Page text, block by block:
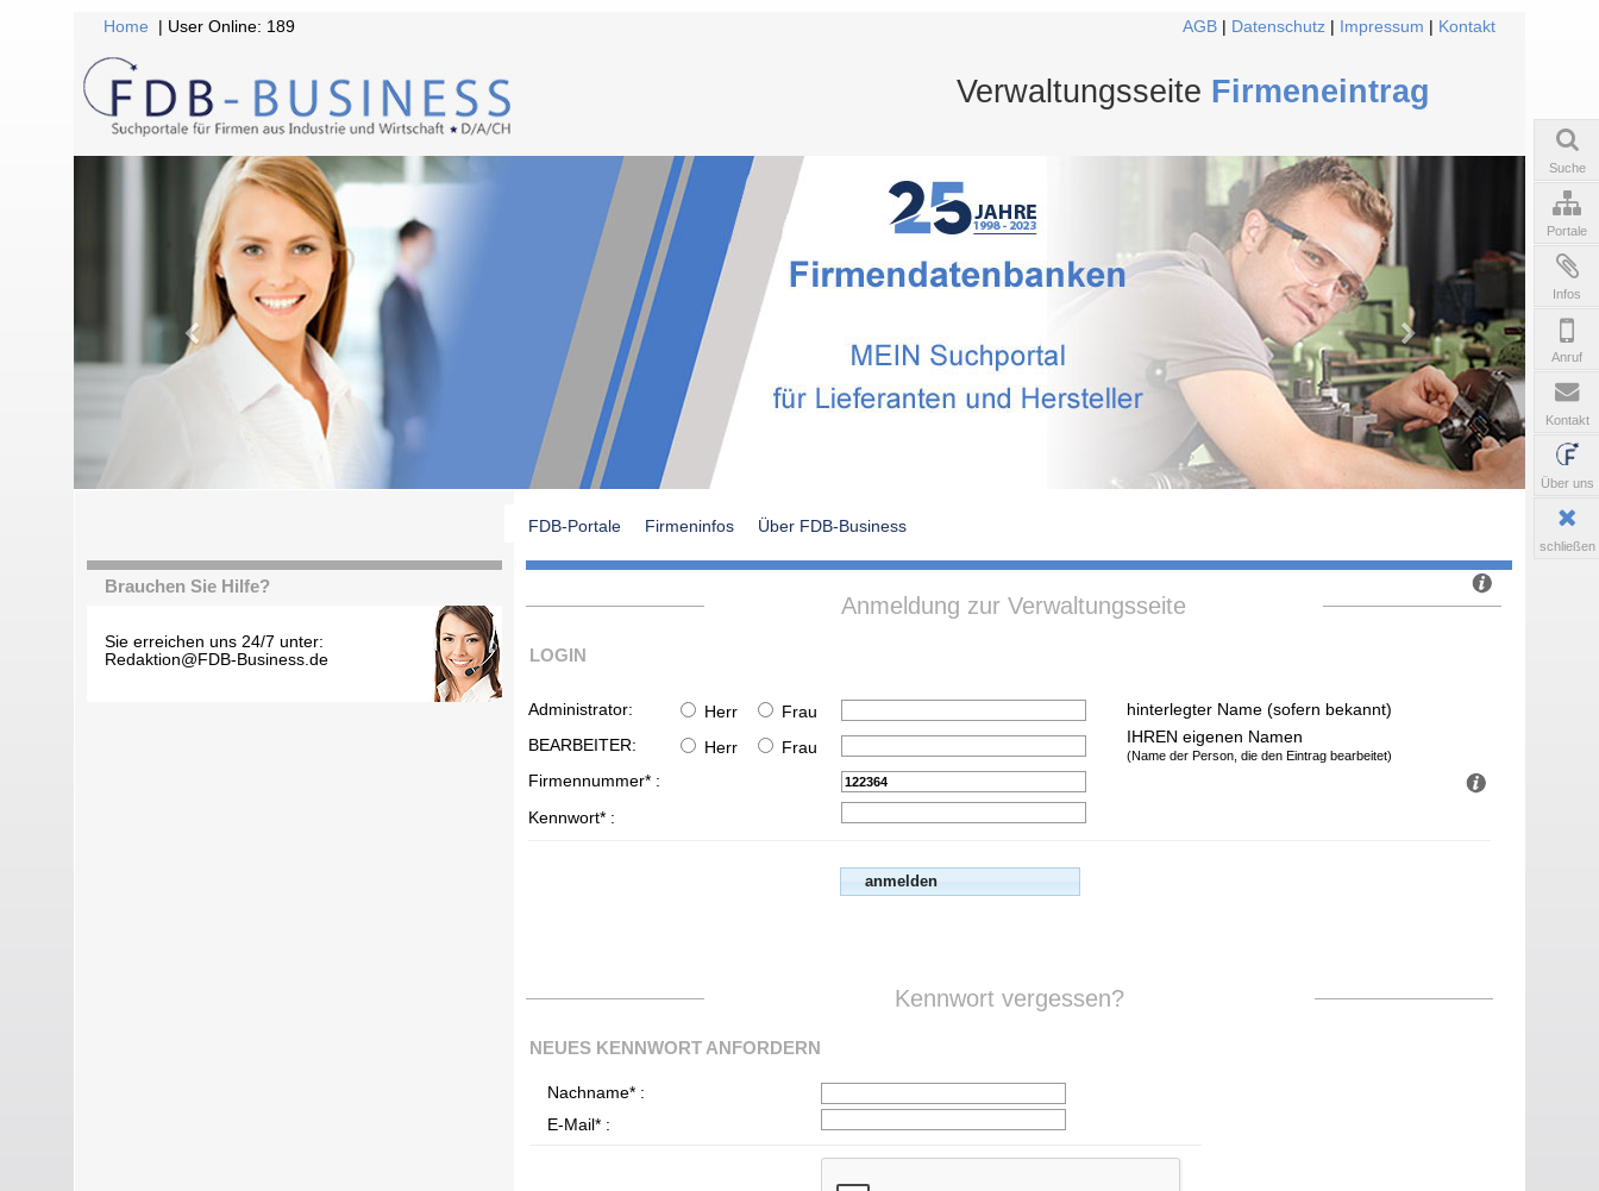
Home | User Online: 189 AGB Datenschutz Impressum Kontakt
Verwaltungsseite Firmeneintrag
FDB-Portale Firmeninfos Über FDB-Business
Brauchen Sie Hilfe?
Sie erreichen uns 24/7 unter:
Redaktion@FDB-Business.de
Anmeldung zur Verwaltungsseite
LOGIN
Administrator: Herr Frau
hinterlegter Name (sofern bekannt)
BEARBEITER:
Herr Frau
IHREN eigenen Namen
(Name der Person, die den Eintrag bearbeitet)
Firmennummer* :
Kennwort* :
Kennwort vergessen?
NEUES KENNWORT ANFORDERN
Nachname* :
E-Mail* :
Suche
Portale
Infos
Anruf
Kontakt
Über uns
schließen